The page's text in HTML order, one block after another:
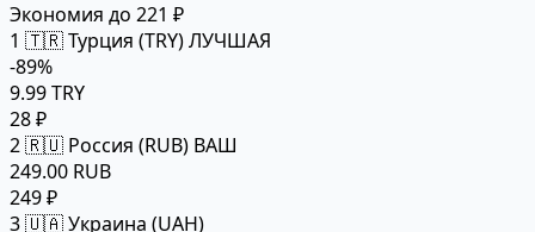
Экономия до 221 ₽
1 🇹🇷 Турция (TRY)ЛУЧШАЯ
-89%
9.99 TRY
28 ₽
2🇷🇺 Россия (RUB) ВАШ
249.00 RUB
249 ₽
3🇺🇦 Украина (UAH)